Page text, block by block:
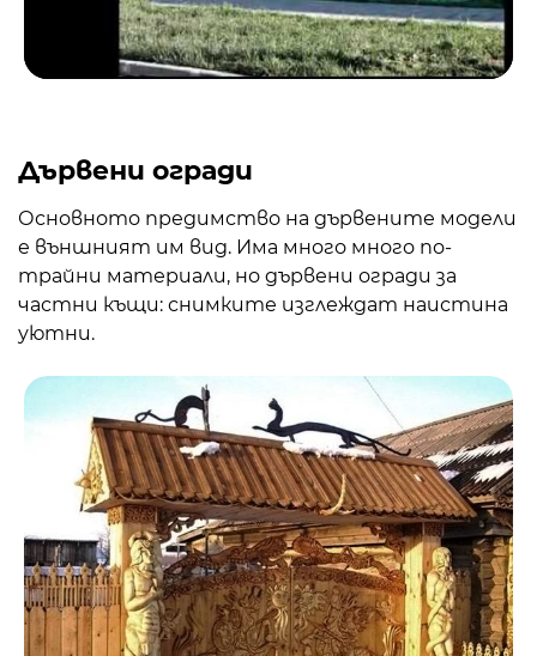
Дървени огради
Основното предимство на дървените модели
е външният им вид. Има много много по-
трайни материали, но дървени огради за
частни къщи: снимките изглеждат наистина
уютни.